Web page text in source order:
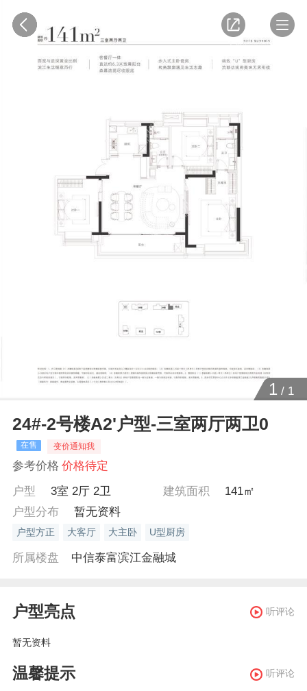
1 / 1
24#-2号楼A2'户型-三室两厅两卫0
在售 变价通知我
参考价格 价格待定
户型
3室 2厅 2卫 建筑面积
141㎡
户型分布
暂无资料
户型方正 大客厅 大主卧 U型厨房
所属楼盘 中信泰富滨江金融城
户型亮点 听评论
暂无资料
温馨提示 听评论